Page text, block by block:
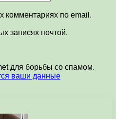
комментариях по email.
записях почтой.
для борьбы со спамом.
ваши данные